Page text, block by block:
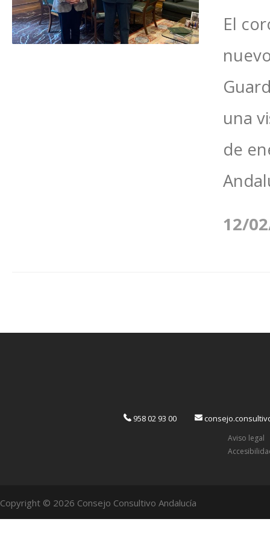
El
una
de
12/
958 02 93 00
Aviso legal
Copyright © 2026 Consejo Consultivo Andalucía